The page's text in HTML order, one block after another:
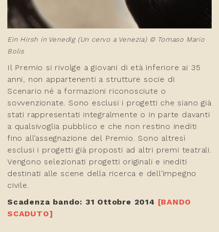
Ein Hirsh in Venedig (Un cervo a Venezia) © Tomaso Mario
Bolis
Il Premio si rivolge a giovani di età inferiore ai 35
anni, non appartenenti a strutture socie di
Scenario né a formazioni riconosciute o
sovvenzionate. Sono esclusi i progetti che siano già
stati rappresentati integralmente o in parte davanti
a qualsivoglia pubblico e che non restino inediti
fino all’assegnazione del Premio. Sono altresì
esclusi i progetti già proposti ad altri premi teatrali.
Vengono selezionati progetti originali e inediti
destinati alle scene della ricerca e dell’impegno
civile.
Scadenza bando: 31 Ottobre 2014 [BANDO
SCADUTO]